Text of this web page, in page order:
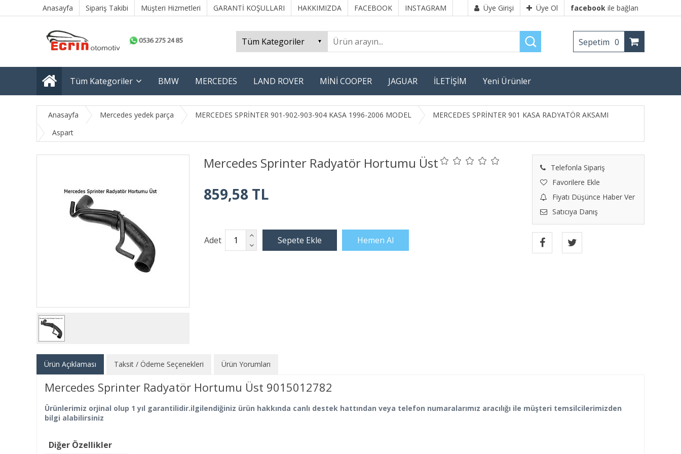
Anasayfa Sipariş Takibi Müşteri Hizmetleri GARANTİ KOŞULLARI HAKKIMIZDA FACEBOOK INSTAGRAM Üye Girişi Üye Ol facebook ile bağlan
Sepetim 0
Tüm Kategoriler BMW MERCEDES LAND ROVER MİNİ COOPER JAGUAR İLETİŞİM Yeni Ürünler
Anasayfa Mercedes yedek parça MERCEDES SPRİNTER 901-902-903-904 KASA 1996-2006 MODEL
MERCEDES SPRİNTER 901 KASA RADYATÖR AKSAMI
Aspart
Mercedes Sprinter Radyatör Hortumu Üst
Telefonla Sipariş
Favorilere Ekle
Fiyatı Düşünce Haber Ver
Satıcıya Danış
859,58 TL
Adet
Ürün Açıklaması Taksit / Ödeme Seçenekleri Ürün Yorumları
Mercedes Sprinter Radyatör Hortumu Üst 9015012782
Ürünlerimiz orjinal olup 1 yıl garantilidir.ilgilendiğiniz ürün hakkında canlı destek hattından veya telefon numaralarımız aracılığı ile müşteri temsilcilerimizden
bilgi alabilirsiniz
Diğer Özellikler